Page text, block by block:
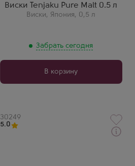
Виски Tenjaku Pure Malt 0.5 л
Виски, Япония, 0,5 л
Забрать сегодня
В корзину
Артикул
30249
5.0